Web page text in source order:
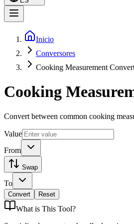
Inicio
Conversores
Cooking Measurement
Cooking
Convert between common cooking
Value
From
Swap
To
Convert Reset
What is This Tool?